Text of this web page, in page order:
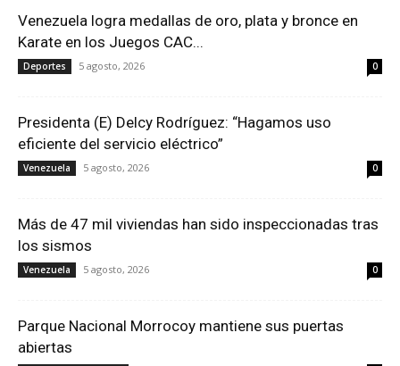
Venezuela logra medallas de oro, plata y bronce en
Karate en los Juegos CAC...
Deportes 5 agosto, 2026 0
Presidenta (E) Delcy Rodríguez: “Hagamos uso
eficiente del servicio eléctrico”
Venezuela 5 agosto, 2026 0
Más de 47 mil viviendas han sido inspeccionadas tras
los sismos
Venezuela 5 agosto, 2026 0
Parque Nacional Morrocoy mantiene sus puertas
abiertas